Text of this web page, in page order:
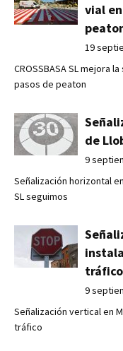
vial
19
CROSSBASA SL mejora
pasos de peaton
de
9
Señalización horizontal
SL seguimos
tráfico
9
Señalización vertical en
tráfico